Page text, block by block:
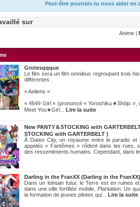
Peut-être pourrais-tu nous aider
sur
Anime |
Grotesqqque
Le film sera un film omnibus regroupant trois
différentes :
« Aeliens »
« 4649 Girl » (prononcé « Yoroshiku★Shōjo »,
Meet You★Girl... Lire la suite
New PANTY＆STOCKING with
STOCKING with GARTERBELT )
À Daten City, un royaume entre le paradis et
appelés « Fantômes » rôdent dans les rues,
des ressentiments humains. Cependant, dans
Darling in the FranXX (Darling in the FranXX)
Dans un lointain futur, le Terre est en ruines et
dans une ville fortifiée mobile, Plantation. Un
la formation de jeunes pilotes qui... Lire la suite